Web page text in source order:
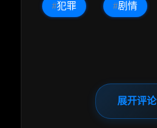
#犯罪 #剧情
展开评论